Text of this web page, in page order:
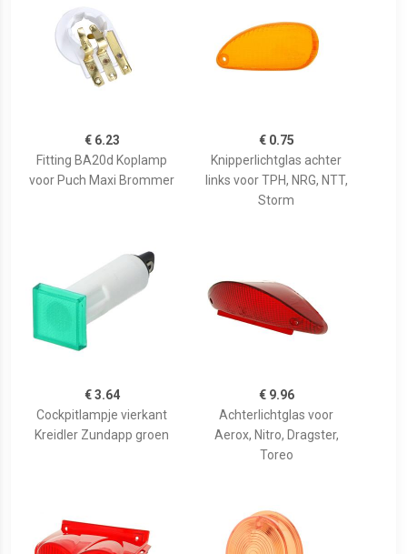
€ 6.23
Fitting BA20d Koplamp
voor Puch Maxi Brommer
€ 0.75
Knipperlichtglas achter
links voor TPH, NRG, NTT,
Storm
€ 3.64
Cockpitlampje vierkant
Kreidler Zundapp groen
€ 9.96
Achterlichtglas voor
Aerox, Nitro, Dragster,
Toreo